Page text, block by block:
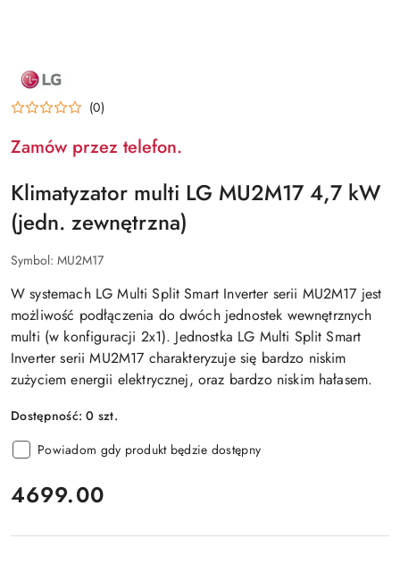
NAZWA
PRODUCENTA:
LG
(0)
Zamów przez telefon.
Klimatyzator multi LG MU2M17 4,7 kW
(jedn. zewnętrzna)
Symbol: MU2M17
W systemach LG Multi Split Smart Inverter serii MU2M17 jest
możliwość podłączenia do dwóch jednostek wewnętrznych
multi (w konfiguracji 2x1). Jednostka LG Multi Split Smart
Inverter serii MU2M17 charakteryzuje się bardzo niskim
zużyciem energii elektrycznej, oraz bardzo niskim hałasem.
Dostępność:0 szt.
Powiadom gdy produkt będzie dostępny
cena:
4699.00